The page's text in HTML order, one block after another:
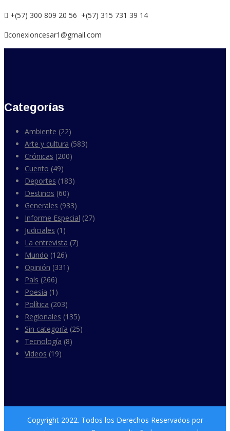
+(57) 300 809 20 56 +(57) 315 731 39 14
conexioncesar1@gmail.com
Categorías
Ambiente (22)
Arte y cultura (583)
Crónicas (200)
Cuento (49)
Deportes (183)
Destinos (60)
Generales (933)
Informe Especial (27)
Judiciales (1)
La entrevista (7)
Mundo (126)
Opinión (331)
País (266)
Poesía (1)
Política (203)
Regionales (135)
Sin categoría (25)
Tecnología (8)
Videos (19)
Copyright 2022. Todos los Derechos Reservados por